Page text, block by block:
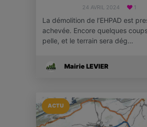
24 AVRIL 2024 1
La démolition de l’EHPAD est
achevée. Encore quelques
pelle, et le terrain sera dég…
Mairie LEVIER
ACTU